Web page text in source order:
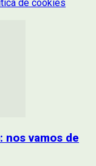
de cookies
nos vamos de